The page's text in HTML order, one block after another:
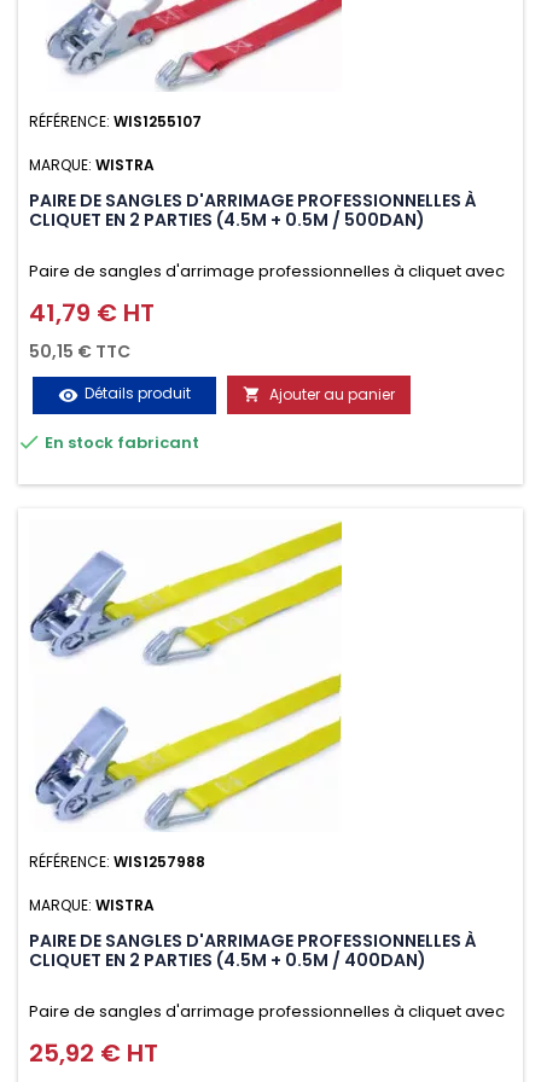
RÉFÉRENCE: WIS1255107
MARQUE: WISTRA
PAIRE DE SANGLES D'ARRIMAGE PROFESSIONNELLES À
CLIQUET EN 2 PARTIES (4.5M + 0.5M / 500DAN)
Paire de sangles d'arrimage professionnelles à cliquet avec
crochet en 2 parties (4.5M + 0.5M / 500daN), simple et rapide
d'utilisation. Permet d'arrimer et de sécuriser vos
chargements pendant le transport. Matière polyester très
résistante aux UV et aux variations de températures,
n'absorbe pas l'eau.
Prix
41,79 € HT
50,15 € TTC
visibility Détails produit  Ajouter au panier
 En stock fabricant
RÉFÉRENCE: WIS1257988
MARQUE: WISTRA
PAIRE DE SANGLES D'ARRIMAGE PROFESSIONNELLES À
CLIQUET EN 2 PARTIES (4.5M + 0.5M / 400DAN)
Paire de sangles d'arrimage professionnelles à cliquet avec
crochet en 2 parties (4.5M + 0.5M / 400daN), simple et rapide
Prix
25,92 € HT